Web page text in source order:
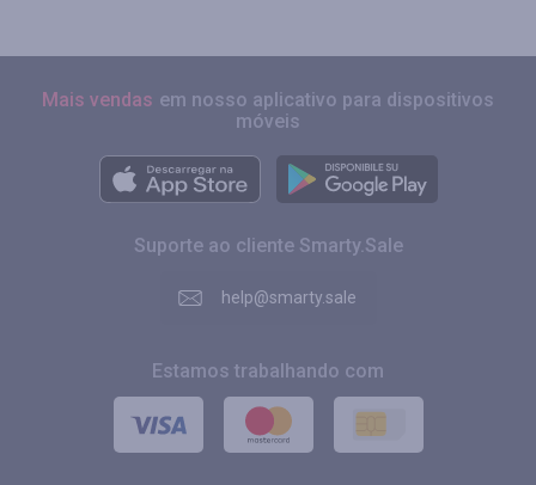
Mais vendas em nosso aplicativo para dispositivos
móveis
Suporte ao cliente Smarty.Sale
help@smarty.sale
Estamos trabalhando com